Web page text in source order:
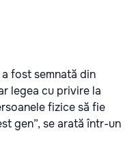
fost semnată din
legea cu privire la
fizice să fie
gen”, se arată într-un